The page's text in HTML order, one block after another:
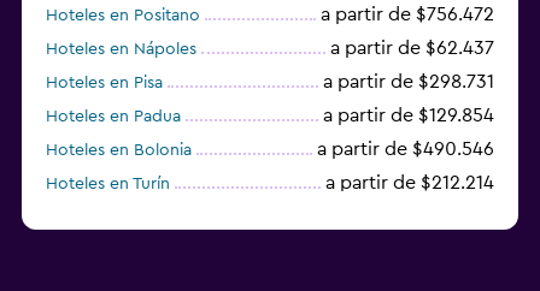
Hoteles en Positano a partir de $756.472
Hoteles en Nápoles a partir de $62.437
Hoteles en Pisa a partir de $298.731
Hoteles en Padua a partir de $129.854
Hoteles en Bolonia a partir de $490.546
Hoteles en Turín a partir de $212.214